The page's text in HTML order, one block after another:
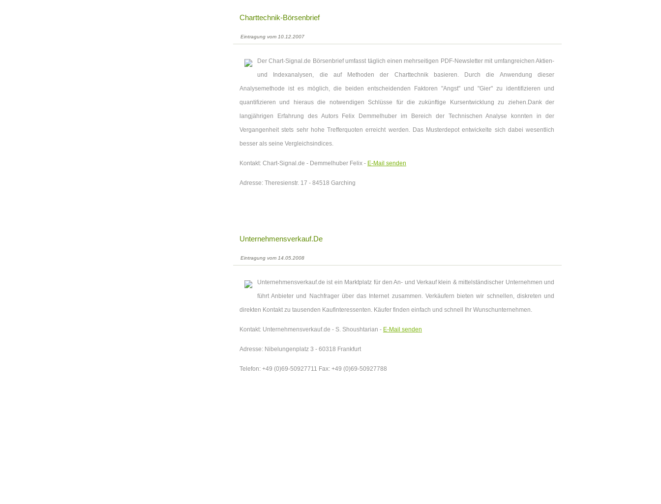
Charttechnik-Börsenbrief
Eintragung vom 10.12.2007
Der Chart-Signal.de Börsenbrief umfasst täglich einen mehrseitigen PDF-Newsletter mit umfangreichen Aktien-
und Indexanalysen, die auf Methoden der Charttechnik basieren. Durch die Anwendung dieser
Analysemethode ist es möglich, die beiden entscheidenden Faktoren "Angst" und "Gier" zu identifizieren und
quantifizieren und hieraus die notwendigen Schlüsse für die zukünftige Kursentwicklung zu ziehen.Dank der
langjährigen Erfahrung des Autors Felix Demmelhuber im Bereich der Technischen Analyse konnten in der
Vergangenheit stets sehr hohe Trefferquoten erreicht werden. Das Musterdepot entwickelte sich dabei wesentlich
besser als seine Vergleichsindices.
Kontakt: Chart-Signal.de - Demmelhuber Felix - E-Mail senden
Adresse: Theresienstr. 17 - 84518 Garching
Unternehmensverkauf.de
Eintragung vom 14.05.2008
Unternehmensverkauf.de ist ein Marktplatz für den An- und Verkauf klein & mittelständischer Unternehmen und
führt Anbieter und Nachfrager über das Internet zusammen. Verkäufern bieten wir schnellen, diskreten und
direkten Kontakt zu tausenden Kaufinteressenten. Käufer finden einfach und schnell Ihr Wunschunternehmen.
Kontakt: Unternehmensverkauf.de - S. Shoushtarian - E-Mail senden
Adresse: Nibelungenplatz 3 - 60318 Frankfurt
Telefon: +49 (0)69-50927711 Fax: +49 (0)69-50927788